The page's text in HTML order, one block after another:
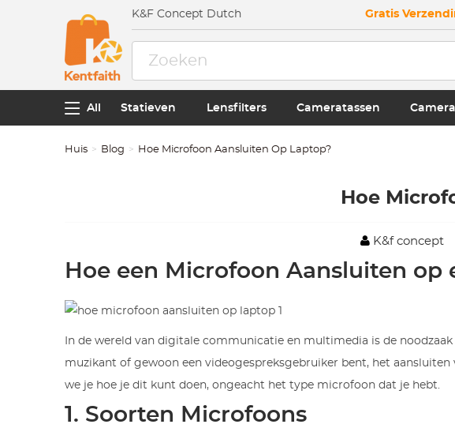
K&F Concept Dutch Gratis
All Statieven Lensfilters Cameratassen
Huis Blog Hoe Microfoon Aansluiten Op Laptop?
Hoe
K&f concept
Hoe een Microfoon Aansluiten op
In de wereld van digitale communicatie en multimedia is de
muzikant of gewoon een videogespreksgebruiker bent, het
we je hoe je dit kunt doen, ongeacht het type microfoon dat je hebt.
1. Soorten Microfoons